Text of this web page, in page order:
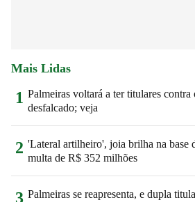
Mais Lidas
1 Palmeiras voltará a ter titulares contra
desfalcado; veja
2 'Lateral artilheiro', joia brilha na base
multa de R$ 352 milhões
3 Palmeiras se reapresenta, e dupla